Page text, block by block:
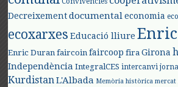
Decreixement documental economia
ecoxarxes Educació lliure
Enric Duran faircoin faircoop fira Girona
Independència IntegralCES intercanvi
KurdistanL'Albada Memòria històrica mercat